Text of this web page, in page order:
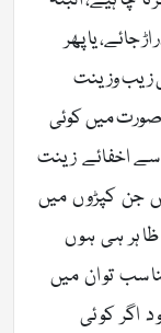
جائے، یا پھر
زیب وزینت
صورت میں کوئی
سے اخفائے زینت
جن کپڑو ں میں
ہر ہی ہو ں
سب تو ان میں
اگر کو ئی